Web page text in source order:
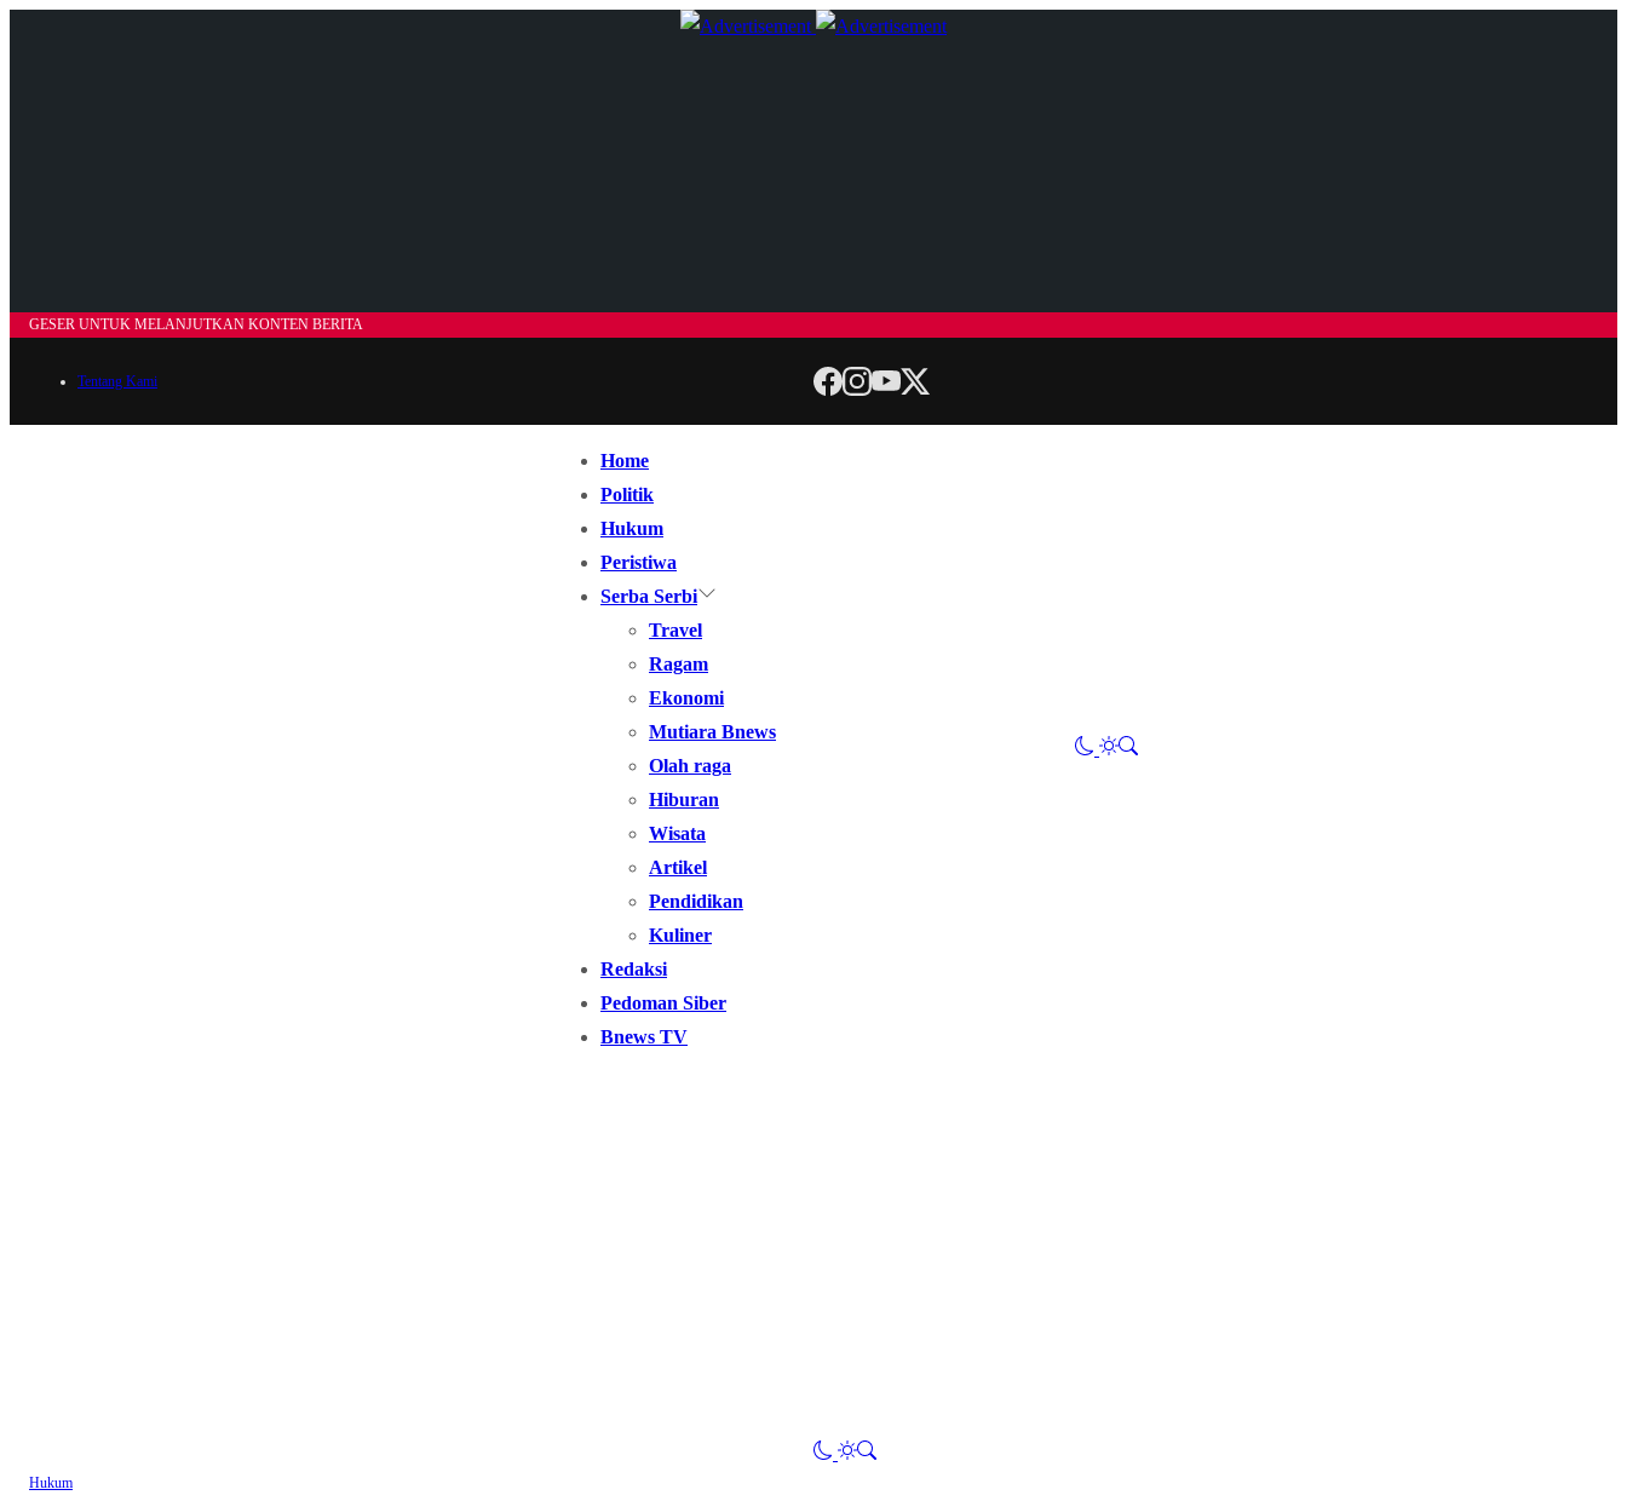
GESER UNTUK MELANJUTKAN KONTEN BERITA
Tentang Kami
Home
Politik
Hukum
Peristiwa
Serba Serbi
Travel
Ragam
Ekonomi
Mutiara Bnews
Olah raga
Hiburan
Wisata
Artikel
Pendidikan
Kuliner
Redaksi
Pedoman Siber
Bnews TV
Hukum